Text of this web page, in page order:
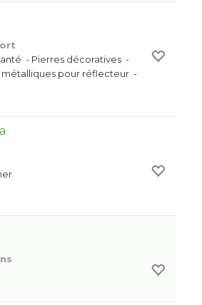
- Pierres décoratives -
pour réflecteur -